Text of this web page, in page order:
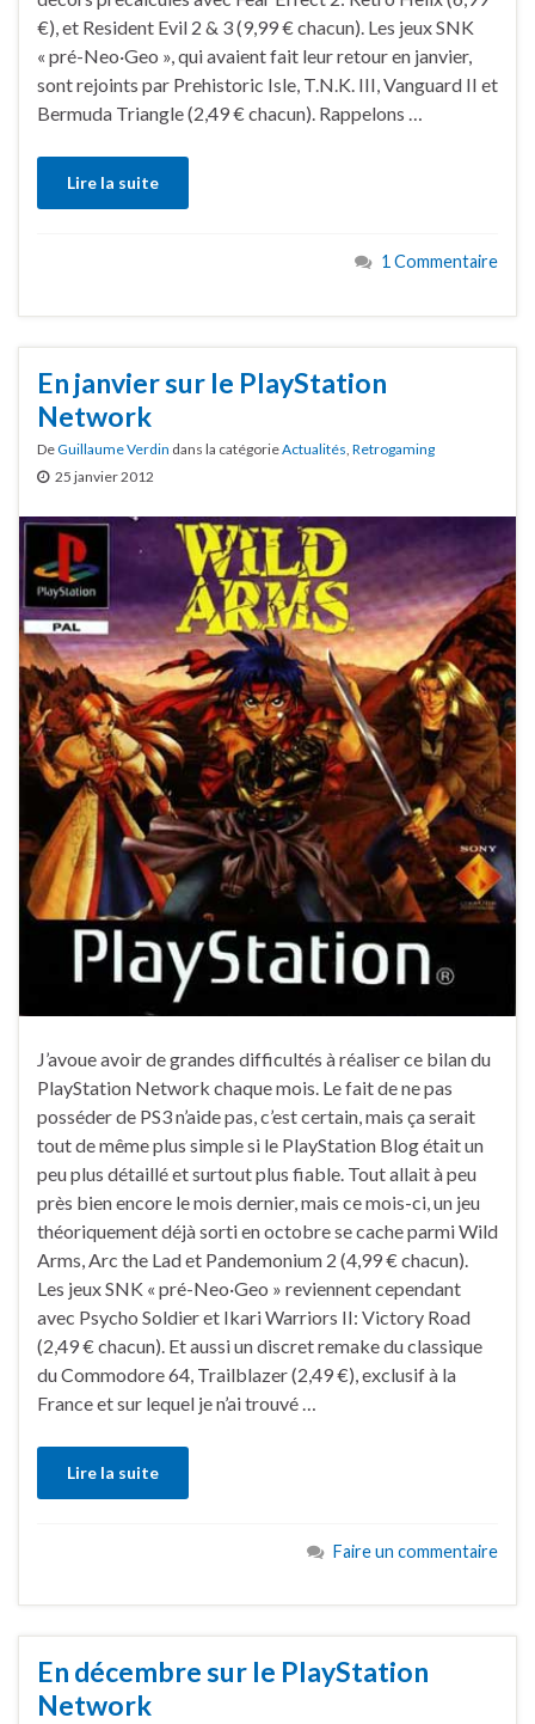
€), et Resident Evil 2 & 3 (9,99 € chacun). Les jeux SNK
« pré-Neo·Geo », qui avaient fait leur retour en janvier,
sont rejoints par Prehistoric Isle, T.N.K. III, Vanguard II et
Bermuda Triangle (2,49 € chacun). Rappelons …
Lire la suite
1 Commentaire
En janvier sur le PlayStation
Network
DeGuillaume Verdin dans la catégorieActualités Retrogaming
25 janvier 2012
J’avoue avoir de grandes difficultés à réaliser ce bilan du
PlayStation Network chaque mois. Le fait de ne pas
posséder de PS3 n’aide pas, c’est certain, mais ça serait
tout de même plus simple si le PlayStation Blog était un
peu plus détaillé et surtout plus fiable. Tout allait à peu
près bien encore le mois dernier, mais ce mois-ci, un jeu
théoriquement déjà sorti en octobre se cache parmi Wild
Arms, Arc the Lad et Pandemonium 2 (4,99 € chacun).
Les jeux SNK « pré-Neo·Geo » reviennent cependant
avec Psycho Soldier et Ikari Warriors II: Victory Road
(2,49 € chacun). Et aussi un discret remake du classique
du Commodore 64, Trailblazer (2,49 €), exclusif à la
France et sur lequel je n’ai trouvé …
Lire la suite
Faire un commentaire
En décembre sur le PlayStation
Network